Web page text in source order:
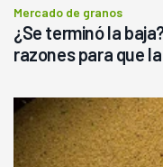
Mercado de granos
¿Se terminó la
razones para que